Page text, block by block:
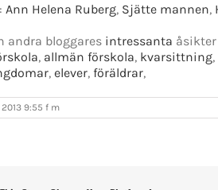
Ann Helena Ruberg, Sjätte mannen,
andra bloggares intressanta
, allmän förskola, kvarsittning,
, elever, föräldrar,
9:55 f m